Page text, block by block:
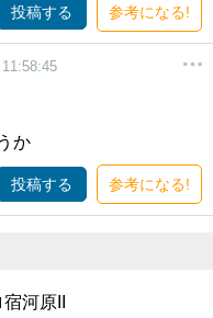
投稿する 参考になる!
か
投稿する 参考になる!
河原II